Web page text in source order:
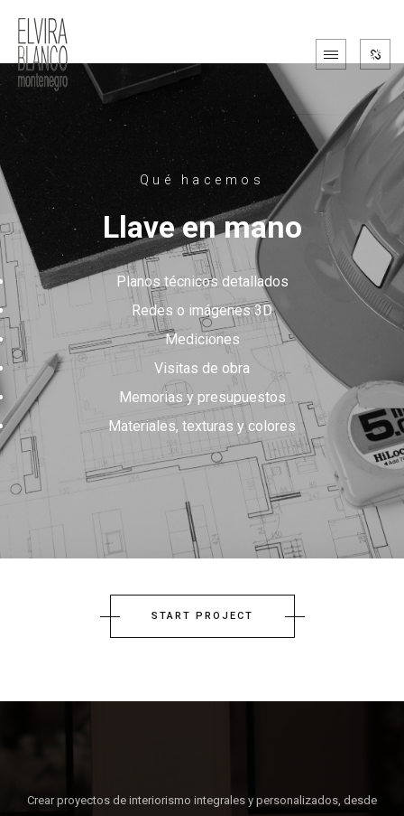
Qué hacemos
Llave en mano
Planos técnicos detallados
Redes o imágenes 3D
Mediciones
Visitas de obra
Memorias y presupuestos
Materiales, texturas y colores
START PROJECT
Crear proyectos de interiorismo integrales y personalizados, desde